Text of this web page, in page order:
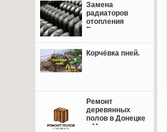
Замена
радиаторов
отопления
Енакиево,
Корчёвка пней.
Ремонт
деревянных
полов в Донецке
и Макеевке: от